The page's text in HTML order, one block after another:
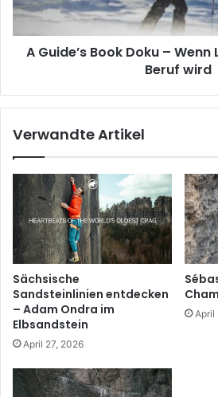
zum
Beruf
wirdA Guide’s Book Doku –
Beruf wird
Verwandte Artikel
Sächsische
Sandsteinlinien entdecken
– Adam Ondra im
Elbsandstein
April 27, 2026
April